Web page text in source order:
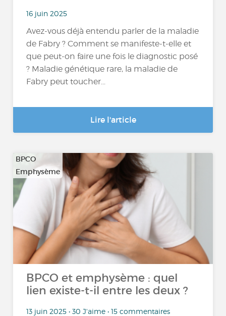
16 juin 2025
Avez-vous déjà entendu parler de la maladie
de Fabry ? Comment se manifeste-t-elle et
que peut-on faire une fois le diagnostic posé
? Maladie génétique rare, la maladie de
Fabry peut toucher...
Lire l'article
BPCO
Emphysème
BPCO et emphysème : quel
lien existe-t-il entre les deux ?
13 juin 2025 • 30 J'aime • 15 commentaires